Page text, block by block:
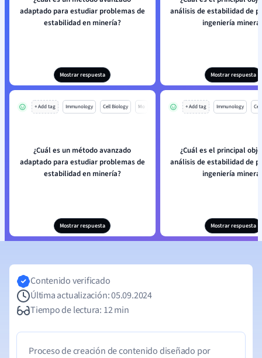
adaptado para estudiar problemas de
estabilidad en minería?
Mostrar respuesta
análisis de estabilidad de
ingeniería
Mostrar respuesta
+ Add tag Immunology Cell Biology Mo
¿Cuál es un método avanzado
adaptado para estudiar problemas de
estabilidad en minería?
Mostrar respuesta
+ Add tag Immunology
¿Cuál es el principal
análisis de estabilidad de
ingeniería
Mostrar respuesta
Contenido verificado
Última actualización: 05.09.2024
Tiempo de lectura: 12 min
Proceso de creación de contenido diseñado por